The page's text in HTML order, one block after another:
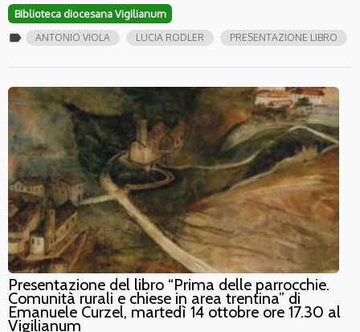
Biblioteca diocesana Vigilianum
label ANTONIO VIOLA LUCIA RODLER PRESENTAZIONE LIBRO
Presentazione del libro “Prima delle parrocchie.
Comunità rurali e chiese in area trentina” di
Emanuele Curzel, martedì 14 ottobre ore 17.30 al
Vigilianum